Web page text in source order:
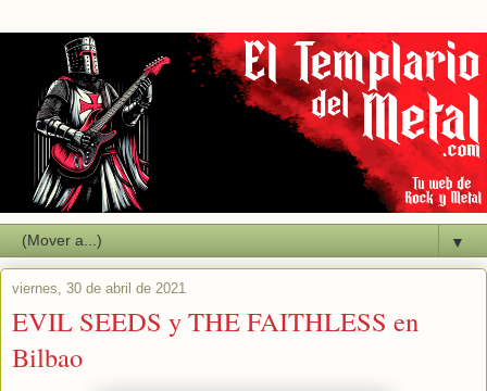
▼
viernes, 30 de abril de 2021
EVIL SEEDS y THE FAITHLESS en
Bilbao